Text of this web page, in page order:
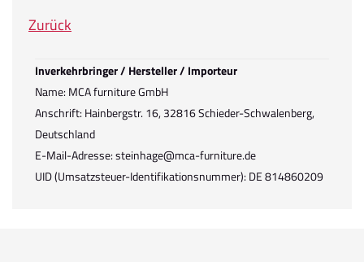
Zurück
Inverkehrbringer / Hersteller / Importeur
Name: MCA furniture GmbH
Anschrift: Hainbergstr. 16, 32816 Schieder-Schwalenberg,
Deutschland
E-Mail-Adresse: steinhage@mca-furniture.de
UID (Umsatzsteuer-Identifikationsnummer): DE 814860209